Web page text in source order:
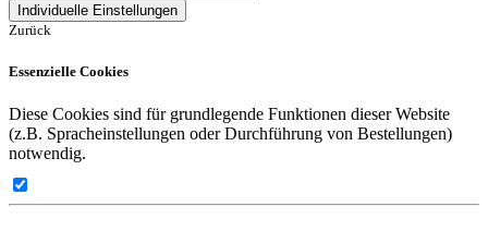
Individuelle Einstellungen
Zurück
Essenzielle Cookies
Diese Cookies sind für grundlegende Funktionen dieser Website
(z.B. Spracheinstellungen oder Durchführung von Bestellungen)
notwendig.